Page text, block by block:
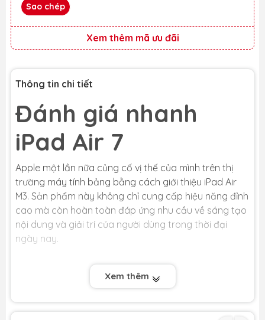
Sao chép
Xem thêm mã ưu đãi
Thông tin chi tiết
Đánh giá nhanh
iPad Air 7
Apple một lần nữa củng cố vị thế của mình trên thị
trường máy tính bảng bằng cách giới thiệu iPad Air
M3. Sản phẩm này không chỉ cung cấp hiệu năng đỉnh
cao mà còn hoàn toàn đáp ứng nhu cầu về sáng tạo
nội dung và giải trí của người dùng trong thời đại
ngày nay.
iPad Air M3 vẫn duy trì ngôn ngữ thiết kế quen thuộc
Xem thêm